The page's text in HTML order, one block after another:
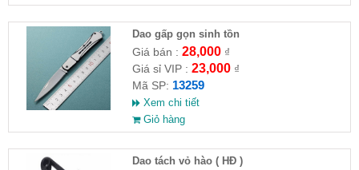
Dao gấp gọn sinh tồn
Giá bán : 28,000₫
Giá sỉ VIP : 23,000₫
Mã SP: 13259
Xem chi tiết
Giỏ hàng
Dao tách vỏ hào ( HĐ )